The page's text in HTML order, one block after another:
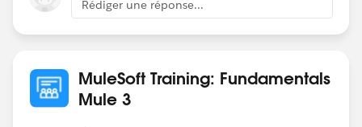
Rédiger une réponse...
MuleSoft Training: Fundamentals
Mule 3